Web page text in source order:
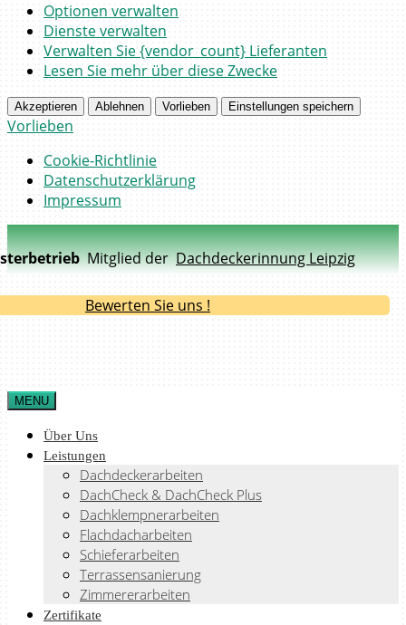
Optionen verwalten
Dienste verwalten
Verwalten Sie {vendor_count} Lieferanten
Lesen Sie mehr über diese Zwecke
Akzeptieren Ablehnen Vorlieben Einstellungen speichern
Vorlieben
Cookie-Richtlinie
Datenschutzerklärung
Impressum
Mitglied derDachdeckerinnung Leipzig
Bewerten Sie uns !
MENU
Über Uns
Leistungen
Dachdeckerarbeiten
DachCheck & DachCheck Plus
Dachklempnerarbeiten
Flachdacharbeiten
Schieferarbeiten
Terrassensanierung
Zimmererarbeiten
Zertifikate